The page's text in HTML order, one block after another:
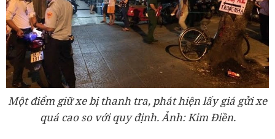
Một điểm giữ xe bị thanh tra, phát hiện lấy giá gửi xe
quá cao so với quy định.Ảnh: Kim Điền.